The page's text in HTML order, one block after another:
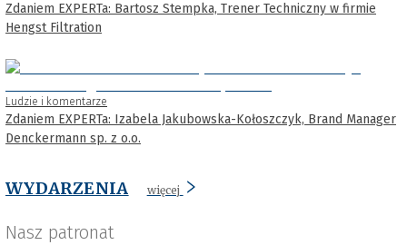
Zdaniem EXPERTa: Bartosz Stempka, Trener Techniczny w firmie
Hengst Filtration
Ludzie i komentarze
Zdaniem EXPERTa: Izabela Jakubowska-Kołoszczyk, Brand Manager
Denckermann sp. z o.o.
WYDARZENIA więcej
Nasz patronat